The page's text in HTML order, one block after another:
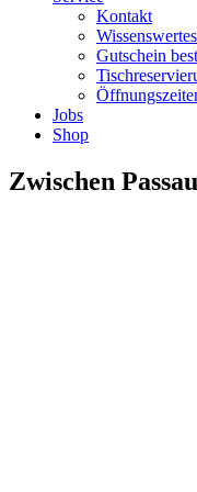
Kontakt
Wissenswertes
Gutschein
Jobs
Shop
Zwischen